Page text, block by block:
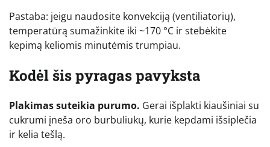
Pastaba: jeigu naudosite konvekciją (ventiliatorių),
temperatūrą sumažinkite iki ~170 °C ir stebėkite
kepimą keliomis minutėmis trumpiau.
Kodėl šis pyragas pavyksta
Plakimas suteikia purumo. Gerai išplakti kiaušiniai su
cukrumi įneša oro burbuliukų, kurie kepdami išsiplečia
ir kelia tešlą.